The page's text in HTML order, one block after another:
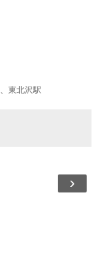
、 東北沢駅
›